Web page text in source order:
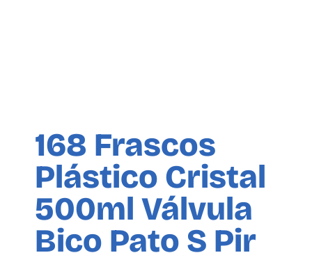
168 Frascos
Plástico Cristal
500ml Válvula
Bico Pato S Pir